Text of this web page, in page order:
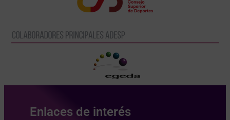
Enlaces de interés